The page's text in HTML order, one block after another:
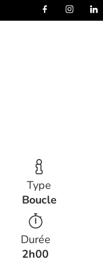
Type
Boucle
Durée
2h00